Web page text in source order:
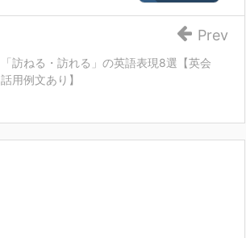
「訪ねる・訪れる」の英語表現8選【英会
話用例文あり】
Prev